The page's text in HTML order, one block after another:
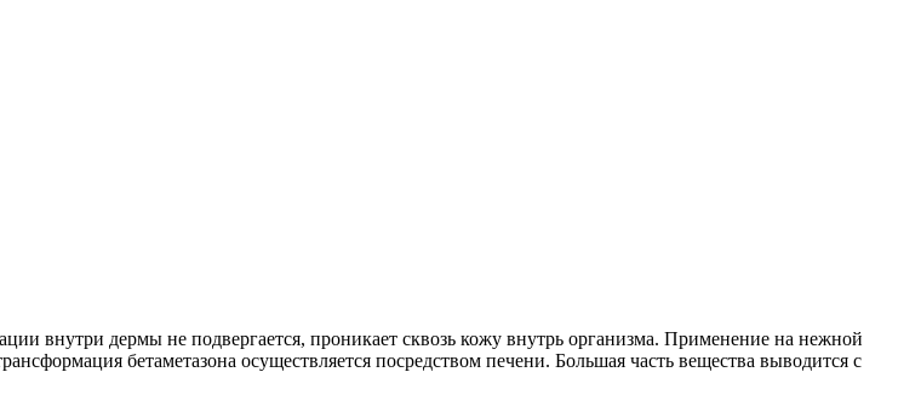
внутри дермы не подвергается, проникает сквозь кожу внутрь организма. Применение на нежной
бетаметазона осуществляется посредством печени. Большая часть вещества выводится с